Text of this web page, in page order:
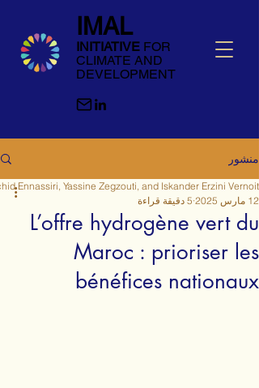
IMAL
INITIATIVE FOR
CLIMATE AND
DEVELOPMENT
منشور
L’offre hydrogène vert du
Maroc : prioriser les
bénéfices nationaux
Ennassiri, Yassine Zegzouti, and Iskander Erzini Vernoit
12 مارس 2025
5 دقيقة قراءة